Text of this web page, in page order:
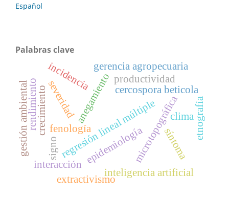
Español
Palabras clave
microtopográfica
anegamiento
fenologíaepidemiología
cercospora beticola
severidadregresión lineal múltiple
gerencia agropecuaria
inteligencia artificial
signo síntoma
incidencia
clima
crecimiento
interacción
rendimiento productividad
gestión ambiental etnografía
extractivismo